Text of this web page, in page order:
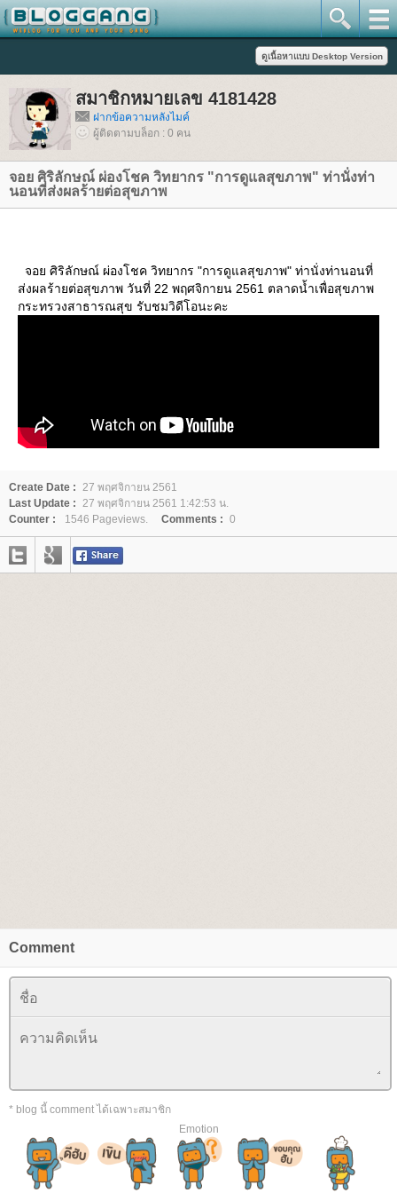
สมาชิกหมายเลข 4181428
ฝากข้อความหลังไมค์
ผู้ติดตามบล็อก : 0 คน
จอย ศิริลักษณ์ ผ่องโชค วิทยากร "การดูแลสุขภาพ" ท่านั่งท่า
นอนที่ส่งผลร้ายต่อสุขภาพ
จอย ศิริลักษณ์ ผ่องโชค วิทยากร "การดูแลสุขภาพ" ท่านั่งท่านอนที่
ส่งผลร้ายต่อสุขภาพ วันที่ 22 พฤศจิกายน 2561 ตลาดน้ำเพื่อสุขภาพ
กระทรวงสาธารณสุข รับชมวิดีโอนะคะ
Create Date : 27 พฤศจิกายน 2561
Last Update : 27 พฤศจิกายน 2561 1:42:53 น.
Counter :
1546 Pageviews. Comments : 0
Comment
* blog นี้ comment ได้เฉพาะสมาชิก
Emotion